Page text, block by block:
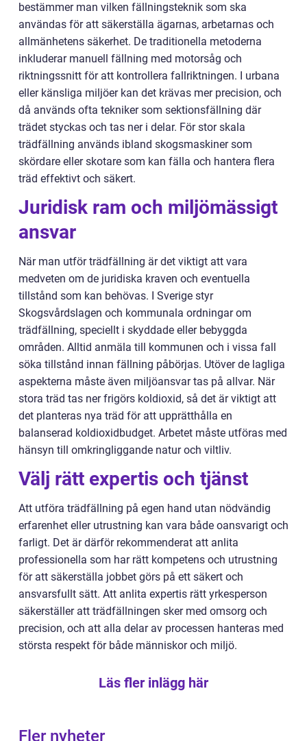
bestämmer man vilken fällningsteknik som ska
användas för att säkerställa ägarnas, arbetarnas och
allmänhetens säkerhet. De traditionella metoderna
inkluderar manuell fällning med motorsåg och
riktningssnitt för att kontrollera fallriktningen. I urbana
eller känsliga miljöer kan det krävas mer precision, och
då används ofta tekniker som sektionsfällning där
trädet styckas och tas ner i delar. För stor skala
trädfällning används ibland skogsmaskiner som
skördare eller skotare som kan fälla och hantera flera
träd effektivt och säkert.
Juridisk ram och miljömässigt
ansvar
När man utför trädfällning är det viktigt att vara
medveten om de juridiska kraven och eventuella
tillstånd som kan behövas. I Sverige styr
Skogsvårdslagen och kommunala ordningar om
trädfällning, speciellt i skyddade eller bebyggda
områden. Alltid anmäla till kommunen och i vissa fall
söka tillstånd innan fällning påbörjas. Utöver de lagliga
aspekterna måste även miljöansvar tas på allvar. När
stora träd tas ner frigörs koldioxid, så det är viktigt att
det planteras nya träd för att upprätthålla en
balanserad koldioxidbudget. Arbetet måste utföras med
hänsyn till omkringliggande natur och viltliv.
Välj rätt expertis och tjänst
Att utföra trädfällning på egen hand utan nödvändig
erfarenhet eller utrustning kan vara både oansvarigt och
farligt. Det är därför rekommenderat att anlita
professionella som har rätt kompetens och utrustning
för att säkerställa jobbet görs på ett säkert och
ansvarsfullt sätt. Att anlita expertis rätt yrkesperson
säkerställer att trädfällningen sker med omsorg och
precision, och att alla delar av processen hanteras med
största respekt för både människor och miljö.
Läs fler inlägg här
Fler nyheter